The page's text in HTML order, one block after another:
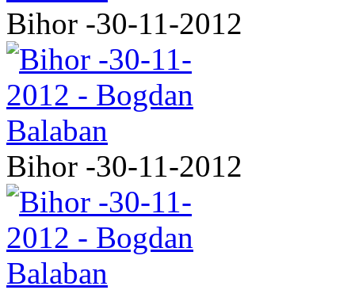
Bihor -30-11-2012
Bihor -30-11-2012